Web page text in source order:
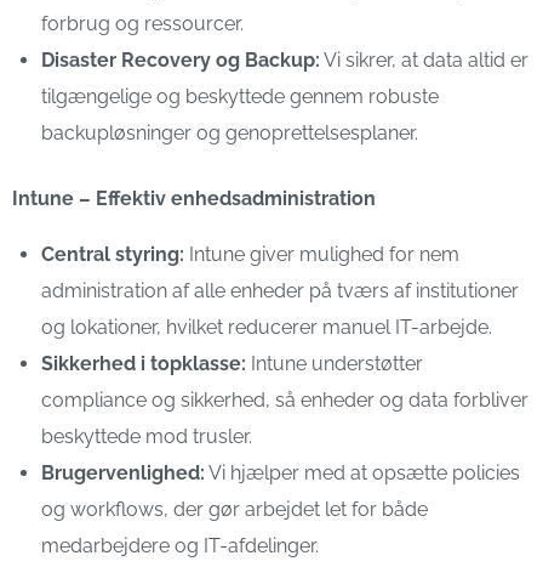
forbrug og ressourcer.
Disaster Recovery og Backup: Vi sikrer, at data altid er
tilgængelige og beskyttede gennem robuste
backupløsninger og genoprettelsesplaner.
Intune – Effektiv enhedsadministration
Central styring: Intune giver mulighed for nem
administration af alle enheder på tværs af institutioner
og lokationer, hvilket reducerer manuel IT-arbejde.
Sikkerhed i topklasse: Intune understøtter
compliance og sikkerhed, så enheder og data forbliver
beskyttede mod trusler.
Brugervenlighed: Vi hjælper med at opsætte policies
og workflows, der gør arbejdet let for både
medarbejdere og IT-afdelinger.